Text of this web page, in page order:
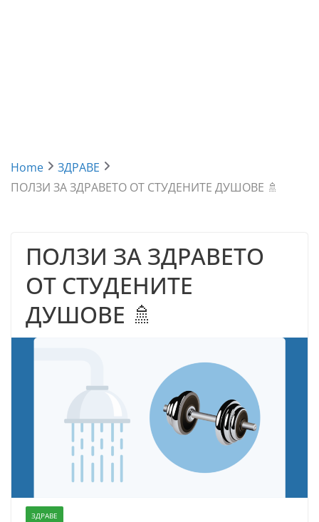
Home
ЗДРАВЕ
ПОЛЗИ ЗА ЗДРАВЕТО ОТ СТУДЕНИТЕ ДУШОВЕ 🚿
ПОЛЗИ ЗА ЗДРАВЕТО
ОТ СТУДЕНИТЕ
ДУШОВЕ 🚿
ЗДРАВЕ